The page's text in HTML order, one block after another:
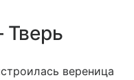
вереница